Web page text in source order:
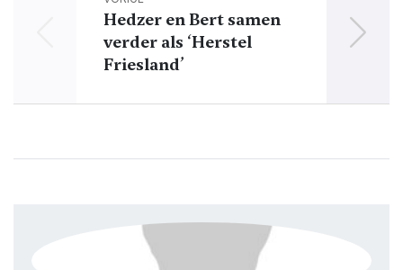
Hedzer en Bert samen
verder als ‘Herstel
Friesland’